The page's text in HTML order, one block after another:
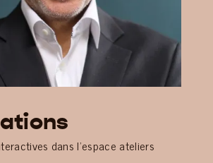
dans l’espace ateliers